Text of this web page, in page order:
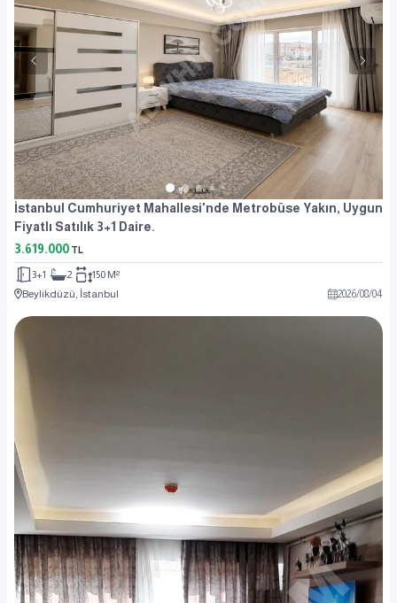
İstanbul Cumhuriyet Mahallesi'nde Metrobüse Yakın, Uygun
Fiyatlı Satılık 3+1 Daire.
3.619.000 TL
3+1 2
150 M²
Beylikdüzü, İstanbul
2026/08/04